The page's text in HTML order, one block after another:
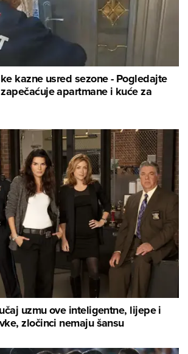
kazne usred sezone - Pogledajte
apartmane i kuće za
uzmu ove inteligentne, lijepe i
zločinci nemaju šansu